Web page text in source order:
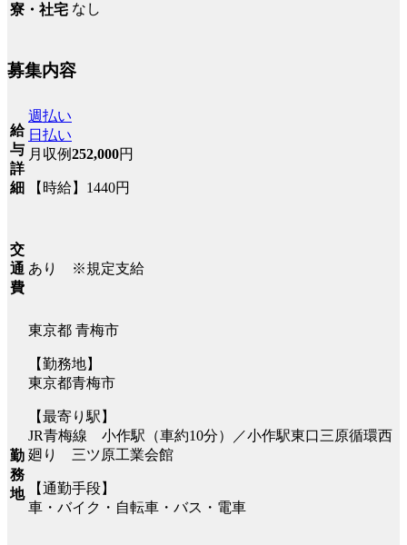
寮・社宅 なし
募集内容
給
与
詳
細
週払い
日払い
月収例252,000円
【時給】1440円
交
通
費
あり ※規定支給
勤
務
地
東京都 青梅市
【勤務地】
東京都青梅市
【最寄り駅】
JR青梅線 小作駅（車約10分）／小作駅東口三原循環西
廻り 三ツ原工業会館
【通勤手段】
車・バイク・自転車・バス・電車